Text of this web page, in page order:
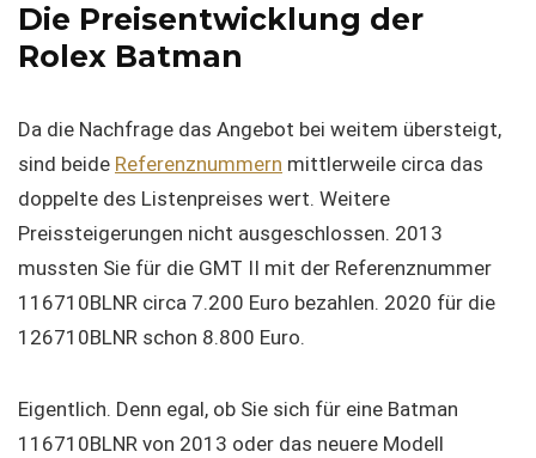
Die Preisentwicklung der
Rolex Batman
Da die Nachfrage das Angebot bei weitem übersteigt,
sind beide Referenznummern mittlerweile circa das
doppelte des Listenpreises wert. Weitere
Preissteigerungen nicht ausgeschlossen. 2013
mussten Sie für die GMT II mit der Referenznummer
116710BLNR circa 7.200 Euro bezahlen. 2020 für die
126710BLNR schon 8.800 Euro.
Eigentlich. Denn egal, ob Sie sich für eine Batman
116710BLNR von 2013 oder das neuere Modell